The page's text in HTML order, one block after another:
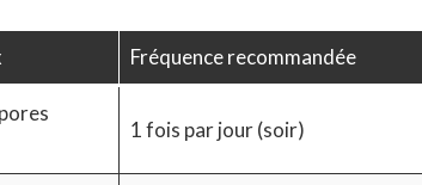
Fréquence recommandée
1 fois par jour (soir)